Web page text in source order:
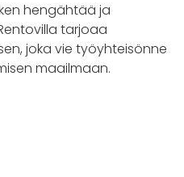
hengähtää ja
tarjoaa
joka vie työyhteisönne
maailmaan.
että palautumisen
Mikä saa sinut